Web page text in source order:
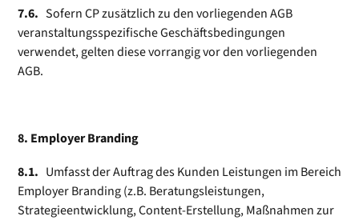
7.6. Sofern CP zusätzlich zu den vorliegenden AGB
veranstaltungsspezifische Geschäftsbedingungen
verwendet, gelten diese vorrangig vor den vorliegenden
AGB.
8. Employer Branding
8.1. Umfasst der Auftrag des Kunden Leistungen im Bereich
Employer Branding (z.B. Beratungsleistungen,
Strategieentwicklung, Content-Erstellung, Maßnahmen zur